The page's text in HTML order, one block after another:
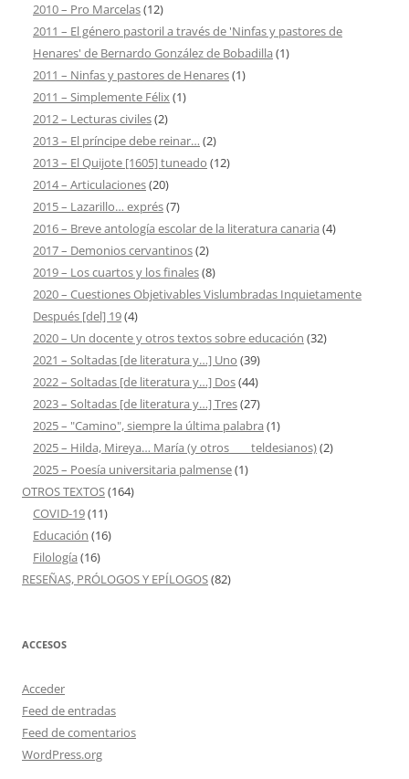
2010 – Pro Marcelas(12)
2011 – El género pastoril a través de 'Ninfas y pastores de
Henares' de Bernardo González de Bobadilla (1)
2011 – Ninfas y pastores de Henares(1)
2011 – Simplemente Félix(1)
2012 – Lecturas civiles(2)
2013 – El príncipe debe reinar… (2)
2013 – El Quijote [1605] tuneado (12)
2014 – Articulaciones(20)
2015 – Lazarillo… exprés(7)
2016 – Breve antología escolar de la literatura canaria (4)
2017 – Demonios cervantinos(2)
2019 – Los cuartos y los finales(8)
2020 – Cuestiones Objetivables Vislumbradas Inquietamente
Después [del] 19(4)
2020 – Un docente y otros textos sobre educación (32)
2021 – Soltadas [de literatura y…] Uno (39)
2022 – Soltadas [de literatura y…] Dos(44)
2023 – Soltadas [de literatura y…] Tres(27)
2025 – "Camino", siempre la última palabra (1)
2025 – Hilda, Mireya… María (y otros ___ teldesianos)(2)
2025 – Poesía universitaria palmense(1)
OTROS TEXTOS(164)
COVID-19(11)
Educación (16)
Filología (16)
RESEÑAS, PRÓLOGOS Y EPÍLOGOS(82)
ACCESOS
Acceder
Feed de entradas
Feed de comentarios
WordPress.org